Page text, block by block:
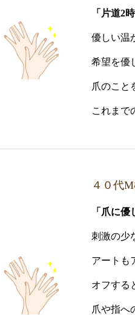
「片道2
優しい温
希望を優
爪のこと
これまで
４０代
「爪に
刺激の少
アートも
オフする
爪や指へ